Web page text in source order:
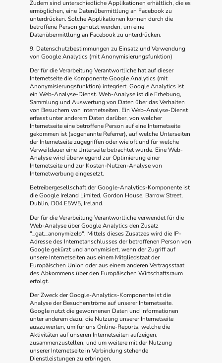
Zudem sind unterschiedliche Applikationen erhältlich, die es
ermöglichen, eine Datenübermittlung an Facebook zu
unterdrücken. Solche Applikationen können durch die
betroffene Person genutzt werden, um eine
Datenübermittlung an Facebook zu unterdrücken.
9. Datenschutzbestimmungen zu Einsatz und Verwendung
von Google Analytics (mit Anonymisierungsfunktion)
Der für die Verarbeitung Verantwortliche hat auf dieser
Internetseite die Komponente Google Analytics (mit
Anonymisierungsfunktion) integriert. Google Analytics ist
ein Web-Analyse-Dienst. Web-Analyse ist die Erhebung,
Sammlung und Auswertung von Daten über das Verhalten
von Besuchern von Internetseiten. Ein Web-Analyse-Dienst
erfasst unter anderem Daten darüber, von welcher
Internetseite eine betroffene Person auf eine Internetseite
gekommen ist (sogenannte Referrer), auf welche Unterseiten
der Internetseite zugegriffen oder wie oft und für welche
Verweildauer eine Unterseite betrachtet wurde. Eine Web-
Analyse wird überwiegend zur Optimierung einer
Internetseite und zur Kosten-Nutzen-Analyse von
Internetwerbung eingesetzt.
Betreibergesellschaft der Google-Analytics-Komponente ist
die Google Ireland Limited, Gordon House, Barrow Street,
Dublin, D04 E5W5, Ireland.
Der für die Verarbeitung Verantwortliche verwendet für die
Web-Analyse über Google Analytics den Zusatz
"_gat._anonymizeIp". Mittels dieses Zusatzes wird die IP-
Adresse des Internetanschlusses der betroffenen Person von
Google gekürzt und anonymisiert, wenn der Zugriff auf
unsere Internetseiten aus einem Mitgliedstaat der
Europäischen Union oder aus einem anderen Vertragsstaat
des Abkommens über den Europäischen Wirtschaftsraum
erfolgt.
Der Zweck der Google-Analytics-Komponente ist die
Analyse der Besucherströme auf unserer Internetseite.
Google nutzt die gewonnenen Daten und Informationen
unter anderem dazu, die Nutzung unserer Internetseite
auszuwerten, um für uns Online-Reports, welche die
Aktivitäten auf unseren Internetseiten aufzeigen,
zusammenzustellen, und um weitere mit der Nutzung
unserer Internetseite in Verbindung stehende
Dienstleistungen zu erbringen.